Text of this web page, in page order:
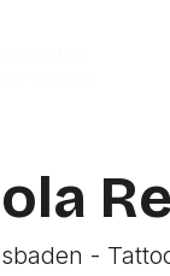
-